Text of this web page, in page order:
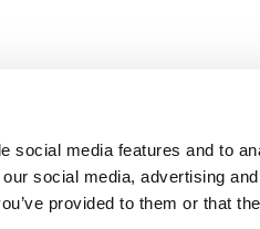
social media features and to
social media, advertising
provided to them or that